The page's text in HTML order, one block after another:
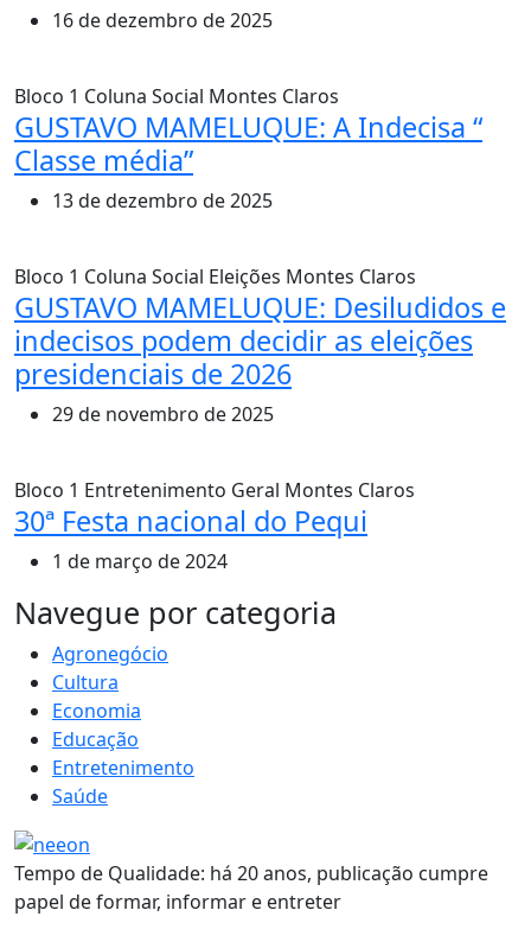
16 de dezembro de 2025
Bloco 1 Coluna Social Montes Claros
GUSTAVO MAMELUQUE: A Indecisa “
Classe média”
13 de dezembro de 2025
Bloco 1 Coluna Social Eleições Montes Claros
GUSTAVO MAMELUQUE: Desiludidos e
indecisos podem decidir as eleições
presidenciais de 2026
29 de novembro de 2025
Bloco 1 Entretenimento Geral Montes Claros
30ª Festa nacional do Pequi
1 de março de 2024
MAIS VISTOS
Navegue por categoria
Agronegócio
Cultura
Economia
Educação
Entretenimento
Saúde
Tempo de Qualidade: há 20 anos, publicação cumpre
papel de formar, informar e entreter